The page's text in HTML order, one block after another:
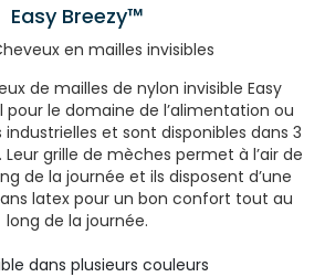
Easy Breezy™
en mailles invisibles
de mailles de nylon invisible Easy
pour le domaine de l’alimentation ou
et sont disponibles dans 3
grille de mèches permet à l’air de
de la journée et ils disposent d’une
latex pour un bon confort tout au
long de la journée.
dans plusieurs couleurs